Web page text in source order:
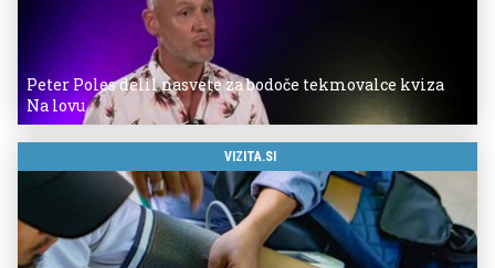
Peter Poles delil nasvete za bodoče tekmovalce kviza
Na lovu
VIZITA.SI